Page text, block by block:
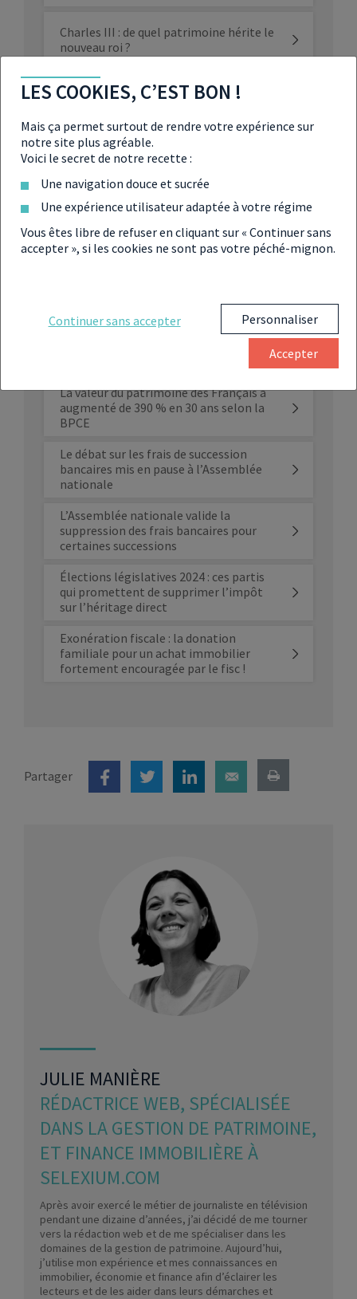
Charles III : de quel patrimoine hérite le
nouveau roi ?
L’OCDE recommande de taxer les
Transmission : quels sont les avantages
3 bonnes raisons de transmettre son
portefeuille boursier
Donation d’argent : un amendement au
La valeur du patrimoine des Français a
augmenté de 390 % en 30 ans selon la
BPCE
Le débat sur les frais de succession
bancaires mis en pause à l’Assemblée
nationale
L’Assemblée nationale valide la
suppression des frais bancaires pour
certaines successions
Élections législatives 2024 : ces partis
qui promettent de supprimer l’impôt
sur l’héritage direct
Exonération fiscale : la donation
familiale pour un achat immobilier
fortement encouragée par le fisc !
Partager
JULIE MANIÈRE
RÉDACTRICE WEB, SPÉCIALISÉE
DANS LA GESTION DE PATRIMOINE,
ET FINANCE IMMOBILIÈRE À
SELEXIUM.COM
Après avoir exercé le métier de journaliste en télévision
pendant une dizaine d’années, j’ai décidé de me tourner
vers la rédaction web et de me spécialiser dans les
domaines de la gestion de patrimoine. Aujourd’hui,
j’utilise mon expérience et mes connaissances en
immobilier, économie et finance afin d’éclairer les
lecteurs et de les aider dans leurs démarches et
LES COOKIES, C’EST BON !
Mais ça permet surtout de rendre votre expérience sur
notre site plus agréable.
Voici le secret de notre recette :
Une navigation douce et sucrée
Une expérience utilisateur adaptée à votre régime
Vous êtes libre de refuser en cliquant sur « Continuer sans
accepter », si les cookies ne sont pas votre péché-mignon.
Continuer sans accepter Personnaliser
Accepter